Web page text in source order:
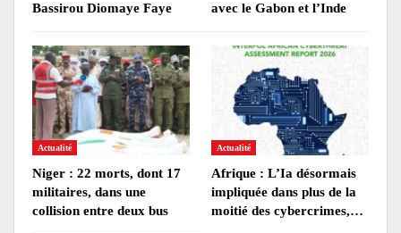
Bassirou Diomaye Faye
avec le Gabon et l’Inde
Actualité
Niger : 22 morts, dont 17
militaires, dans une
collision entre deux bus
Actualité
Afrique : L’Ia désormais
impliquée dans plus de la
moitié des cybercrimes,…